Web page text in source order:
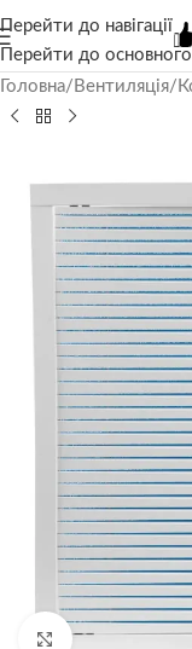
Перейти до навігації
Перейти до
Головна/ Вентиляція/
Натисніть,